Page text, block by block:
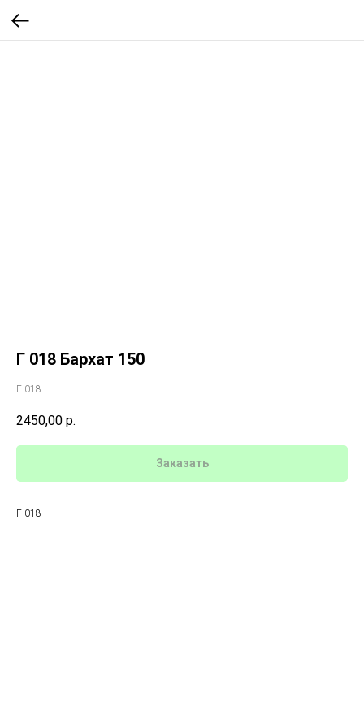
Г 018 Бархат 150
Г 018
2450,00 р.
Заказать
Г 018